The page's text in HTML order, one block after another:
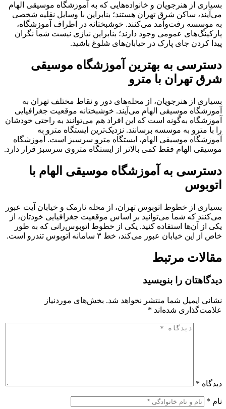
بسیاری از هنرجویان و خانواده‌هایی که به آموزشگاه موسیقی الهام
می‌آیند، ساکن شرق تهران هستند؛ بنابراین با وسایل نقلیه شخصی
به موسسه رفت‌وآمد می‌کنند. خوشبختانه در اطراف آموزشگاه،
پارکینگ‌های عمومی وجود دارند؛ بنابراین نیازی نیست شما نگران
پیدا کردن جای پارک در خیابان‌های شلوغ باشید.
دسترسی به بهترین آموزشگاه موسیقی
شرق تهران با مترو
بسیاری از هنرجویان، از محله‌های دور و نقاط مختلف تهران به
آموزشگاه موسیقی الهام می‌آیند. خوشبختانه موقعیت جغرافیایی
آموزشگاه به‌گونه است که این افراد هم می‌توانند به راحتی خودشان
را با مترو به موسسه برسانند. نزدیک‌ترین ایستگاه مترو به
آموزشگاه موسیقی الهام، ایستگاه مترو سرسبز است. آموزشگاه
موسیقی الهام فقط کمی بالاتر از ایستگاه متروی سرسبز قرار دارد.
دسترسی به آموزشگاه موسیقی الهام با
اتوبوس
بسیاری از خطوط اتوبوس تهران، از محله نارمک و خیابان آیت عبور
می‌کنند که شما می‌توانید بر اساس موقعیت جغرافیایی خودتان، از
یکی از آن‌ها استفاده کنید. یکی از خطوط اتوبوس‌رانی که به طور
خاص از این خیابان عبور می‌کند، خط ۳ سامانه اتوبوس تندرو است.
مقالات مرتبط
دیدگاهتان را بنویسید
نشانی ایمیل شما منتشر نخواهد شد. بخش‌های موردنیاز
علامت‌گذاری شده‌اند *
دیدگاه *
نام *